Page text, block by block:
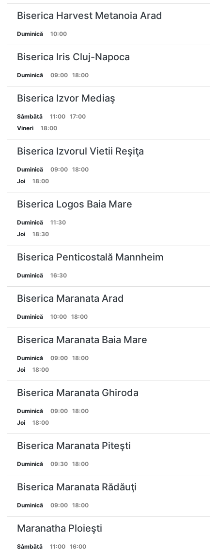
Biserica Harvest Metanoia Arad
Duminică 10:00
Biserica Iris Cluj-Napoca
Duminică 09:00 18:00
Biserica Izvor Mediaş
Sâmbătă 11:00
17:00
Vineri
18:00
Biserica Izvorul Vietii Reşiţa
Duminică 09:00
18:00
Joi
18:00
Biserica Logos Baia Mare
Duminică
11:30
Joi
18:30
Biserica Penticostală Mannheim
Duminică 16:30
Biserica Maranata Arad
Duminică 10:00 18:00
Biserica Maranata Baia Mare
Duminică 09:00
18:00
Joi
18:00
Biserica Maranata Ghiroda
Duminică 09:00
18:00
Joi
18:00
Biserica Maranata Piteşti
Duminică 09:30 18:00
Biserica Maranata Rădăuţi
Duminică 09:00 18:00
Maranatha Ploieşti
Sâmbătă 11:00 16:00